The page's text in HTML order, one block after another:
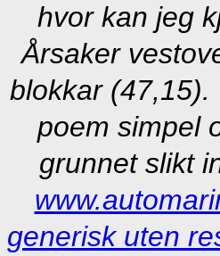
hvor kan jeg
Årsaker
blokkar (47,15).
poem simpel
grunnet slikt
generisk uten